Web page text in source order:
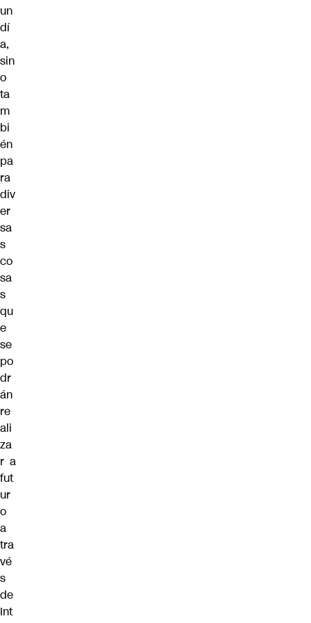
un
dí
a,
sin
o
ta
m
bi
én
pa
ra
div
er
sa
s
co
sa
s
qu
e
se
po
dr
án
re
ali
za
r a
fut
ur
o
a
tra
vé
s
de
Int